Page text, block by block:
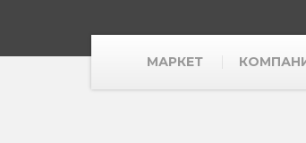
МАРКЕТ